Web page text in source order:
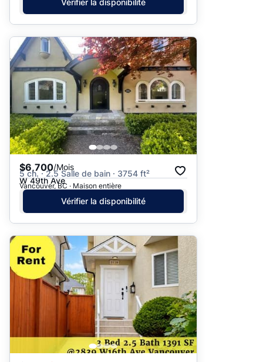
Vérifier la disponibilité
$6,700/Mois
5 ch. · 2.5 Salle de bain · 3754 ft²
W 49th Ave
Vancouver, BC · Maison entière
Vérifier la disponibilité